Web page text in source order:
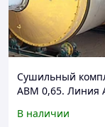
Сушильный
АВМ 0,65. Линия
В наличии